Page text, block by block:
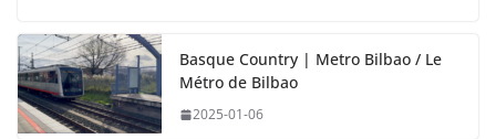
Basque Country | Metro Bilbao / Le
Métro de Bilbao
2025-01-06